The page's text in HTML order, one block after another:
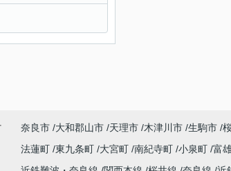
奈良市 大和郡山市 天理市 木津川市 生駒市
法蓮町 東九条町 大宮町 南紀寺町 小泉町 富